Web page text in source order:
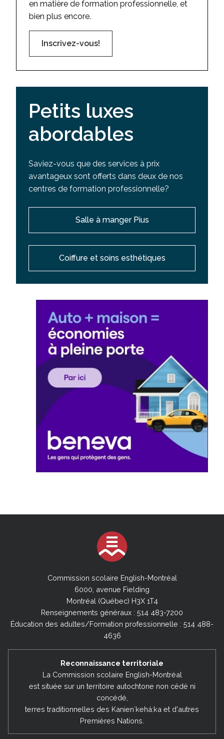
en matière de formation professionnelle, et
bien plus encore.
Inscrivez-vous!
Petits luxes
abordables
Saviez-vous que des services à prix
avantageux sont offerts dans deux de nos
centres de formation professionnelle?
Salle à manger Pius
Coiffure et soins esthétiques
Commission scolaire English-Montréal
6000, avenue Fielding
Montréal (Québec) H3X 1T4
Renseignements généraux : 514 483-7200
Éducation des adultes/Formation professionnelle : 514 488-
4636
Reconnaissance territoriale
La Commission scolaire English-Montréal
est située sur un territoire autochtone non cédé ni
concédé,
terres traditionnelles des Kanienʼkehá:ka et d'autres
Premières Nations.